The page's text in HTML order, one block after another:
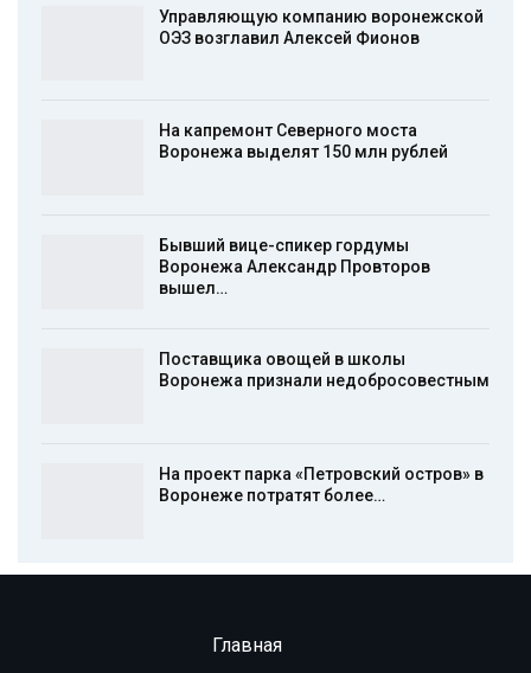
Управляющую компанию воронежской
ОЭЗ возглавил Алексей Фионов
На капремонт Северного моста
Воронежа выделят 150 млн рублей
Бывший вице-спикер гордумы
Воронежа Александр Провторов
вышел…
Поставщика овощей в школы
Воронежа признали недобросовестным
На проект парка «Петровский остров» в
Воронеже потратят более…
Главная